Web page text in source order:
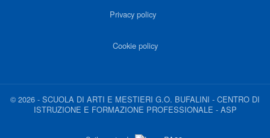
Privacy policy
Cookie policy
©2026 - SCUOLA DI ARTI E MESTIERI G.O. BUFALINI - CENTRO DI
ISTRUZIONE E FORMAZIONE PROFESSIONALE - ASP